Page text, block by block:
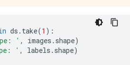
ds . take(1 ):
' , images . shape)
' , labels . shape)